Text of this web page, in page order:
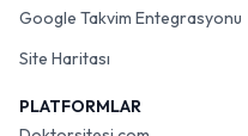
Google Takvim Entegrasyonu
Site Haritası
PLATFORMLAR